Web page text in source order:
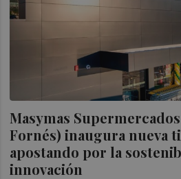
Masymas
Fornés) inaugura nueva
apostando por la
innovación